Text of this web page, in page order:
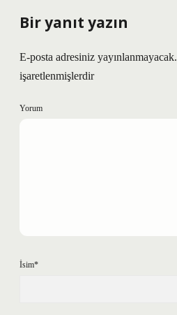
Bir yanıt yazın
E-posta adresiniz yayınlanmayacak.
işaretlenmişlerdir
Yorum
İsim*